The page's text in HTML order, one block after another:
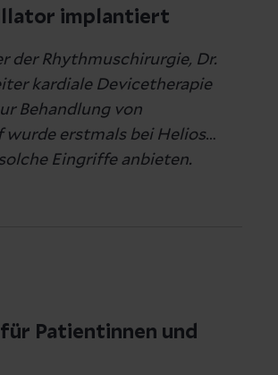
implantiert
der Rhythmuschirurgie, Dr.
kardiale Devicetherapie
Behandlung von
erstmals bei Helios
Eingriffe anbieten.
Patientinnen und